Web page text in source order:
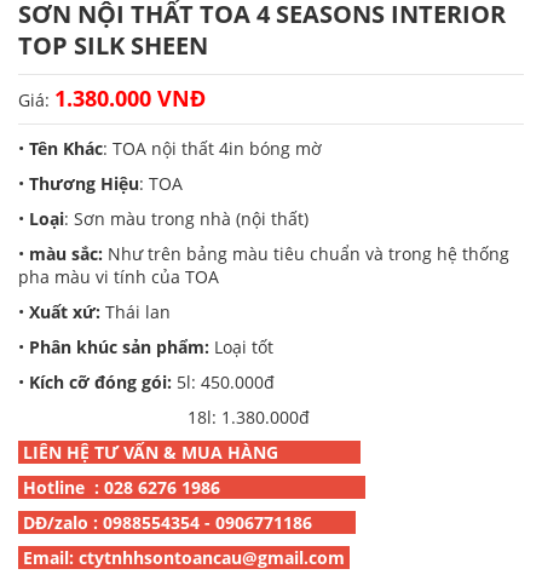
SƠN NỘI THẤT TOA 4 SEASONS INTERIOR
TOP SILK SHEEN
Giá: 1.380.000 VNĐ
• Tên Khác: TOA nội thất 4in bóng mờ
• Thương Hiệu: TOA
• Loại: Sơn màu trong nhà (nội thất)
• màu sắc: Như trên bảng màu tiêu chuẩn và trong hệ thống
pha màu vi tính của TOA
• Xuất xứ: Thái lan
• Phân khúc sản phẩm: Loại tốt
• Kích cỡ đóng gói: 5l: 450.000đ
18l: 1.380.000đ
LIÊN HỆ TƯ VẤN & MUA HÀNG
Hotline : 028 6276 1986
DĐ/zalo : 0988554354 - 0906771186
Email: ctytnhhsontoancau@gmail.com